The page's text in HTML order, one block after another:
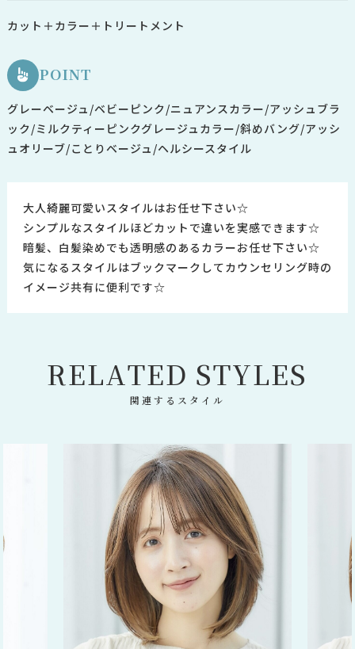
カット＋カラー＋トリートメント
POINT
グレーベージュ/ベビーピンク/ニュアンスカラー/アッシュブラ
ック/ミルクティーピンクグレージュカラー/斜めバング/アッシ
ュオリーブ/ことりベージュ/ヘルシースタイル
大人綺麗可愛いスタイルはお任せ下さい☆
シンプルなスタイルほどカットで違いを実感できます☆
暗髪、白髪染めでも透明感のあるカラーお任せ下さい☆
気になるスタイルはブックマークしてカウンセリング時の
イメージ共有に便利です☆
RELATED STYLES
関連するスタイル